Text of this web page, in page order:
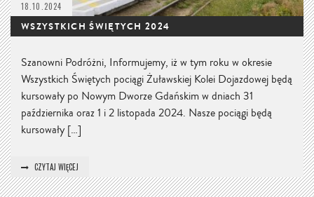
18.10.2024
WSZYSTKICH ŚWIĘTYCH 2024
Szanowni Podróżni, Informujemy, iż w tym roku w okresie
Wszystkich Świętych pociągi Żuławskiej Kolei Dojazdowej będą
kursowały po Nowym Dworze Gdańskim w dniach 31
października oraz 1 i 2 listopada 2024. Nasze pociągi będą
kursowały […]
CZYTAJ WIĘCEJ